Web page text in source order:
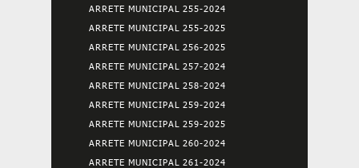
ARRETE MUNICIPAL 255-2024
ARRETE MUNICIPAL 255-2025
ARRETE MUNICIPAL 256-2025
ARRETE MUNICIPAL 257-2024
ARRETE MUNICIPAL 258-2024
ARRETE MUNICIPAL 259-2024
ARRETE MUNICIPAL 259-2025
ARRETE MUNICIPAL 260-2024
ARRETE MUNICIPAL 261-2024